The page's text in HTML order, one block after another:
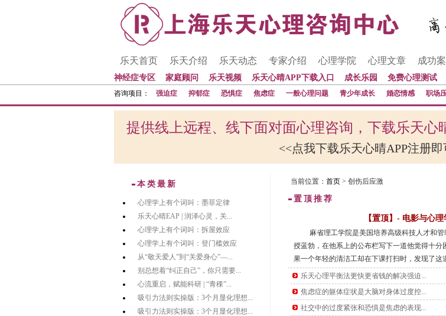
乐天首页 乐天介绍 乐天动态 专家介绍 心理学院 心理文章 成功
神经症专区 家庭顾问 乐天视频 乐天心晴APP下载入口 成长乐园 免费心理测试
咨询项目： 强迫症 抑郁症 恐惧症 焦虑症 一般心理问题 青少年成长 婚恋情感 职场
提供线上远程、线下面对面心理咨询，下载乐天心
<<点我下载乐天心晴APP注册
当前位置： 首页 > 创伤后应激
置顶推荐
【置顶】- 电影与心
麻省理工学院是美国培养高级科技人才和
授蓝勃，在他系上的公布栏写下一道他觉得十
果一个年轻的清洁工却在下课打扫时，发现了
后，又下了另一道更难的题目，要找出这个数学
乐天心理平衡法更快更省钱的解决强迫...
焦虑症的躯体症状是大脑对身体过度控...
社交中的过度紧张和恐惧是焦虑的表现...
本类最新
心理学上有个词叫：墨菲定律
乐天心晴EAP | 润泽心灵，关...
心理学上有个词叫：拆屋效应
心理学上有个词叫：登门槛效应
从“敬天爱人”到“关爱身心”—...
别总想着“纠正自己”，你只需要...
心流重启，赋能科研 | “青稞”...
吸引力法则实操版：3个月显化理想...
吸引力法则实操版：3个月显化理想...